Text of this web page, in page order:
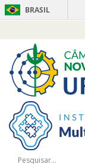
BRASIL